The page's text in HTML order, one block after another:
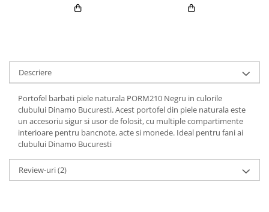
Descriere
Portofel barbati piele naturala PORM210 Negru in culorile
clubului Dinamo Bucuresti. Acest portofel din piele naturala este
un accesoriu sigur si usor de folosit, cu multiple compartimente
interioare pentru bancnote, acte si monede. Ideal pentru fani ai
clubului Dinamo Bucuresti
Review-uri(2)